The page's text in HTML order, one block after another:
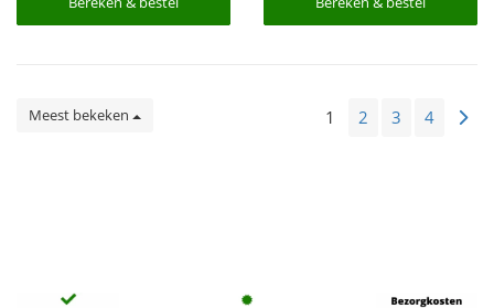
Meest bekeken 1 2 3 4